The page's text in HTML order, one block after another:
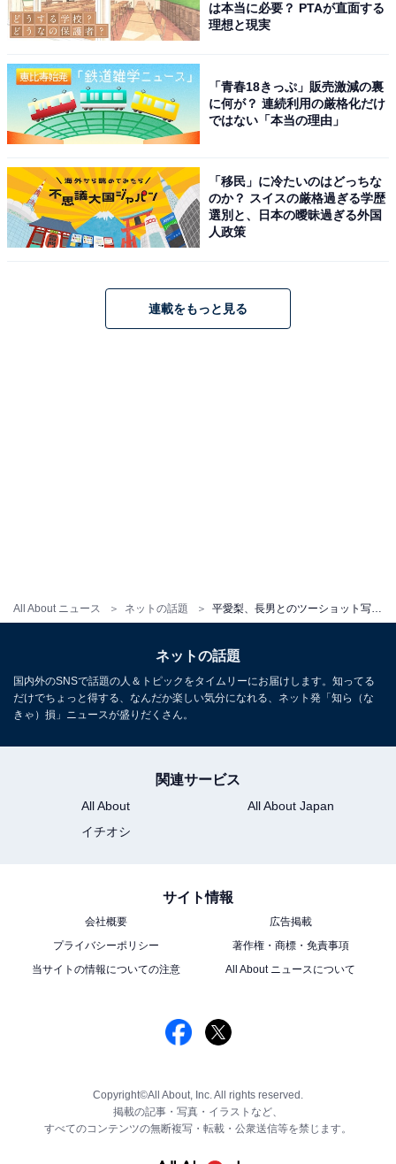
All About ニュース ネットの話題
は本当に必要？ PTAが直面する
理想と現実
「青春18きっぷ」販売激減の裏
に何が？ 連続利用の厳格化だけ
ではない「本当の理由」
「移民」に冷たいのはどっちな
のか？ スイスの厳格過ぎる学歴
選別と、日本の曖昧過ぎる外国
人政策
連載をもっと見る
ネットの話題
国内外のSNSで話題の人＆トピックをタイムリーにお届けします。知ってる
だけでちょっと得する、なんだか楽しい気分になれる、ネット発「知ら（な
きゃ）損」ニュースが盛りだくさん。
関連サービス
All About
All About Japan
イチオシ
サイト情報
会社概要
広告掲載
プライバシーポリシー
著作権・商標・免責事項
当サイトの情報についての注意
All About ニュースについて
Copyright©All About, Inc. All rights reserved.
掲載の記事・写真・イラストなど、
すべてのコンテンツの無断複写・転載・公衆送信等を禁じます。